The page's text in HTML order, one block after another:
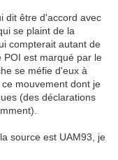
dit être d'accord avec
se plaint de la
compterait autant de
POI est marqué par le
se méfie d'eux à
mouvement dont je
(des déclarations
source est UAM93, je